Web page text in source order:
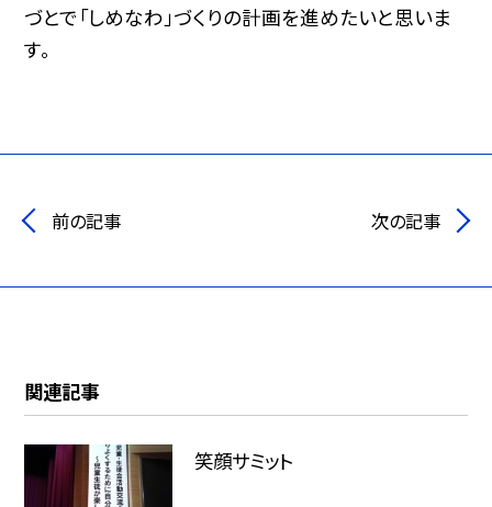
づとで「しめなわ」づくりの計画を進めたいと思いま
す。
前の記事 次の記事
関連記事
笑顔サミット